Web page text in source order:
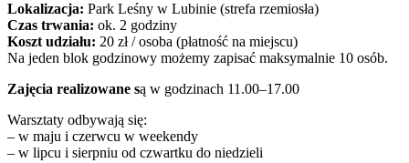
Lokalizacja: Park Leśny w Lubinie (strefa rzemiosła)
Czas trwania: ok. 2 godziny
Koszt udziału: 20 zł / osoba (płatność na miejscu)
Na jeden blok godzinowy możemy zapisać maksymalnie 10 osób.
Zajęcia realizowane są w godzinach 11.00–17.00
Warsztaty odbywają się:
– w maju i czerwcu w weekendy
– w lipcu i sierpniu od czwartku do niedzieli